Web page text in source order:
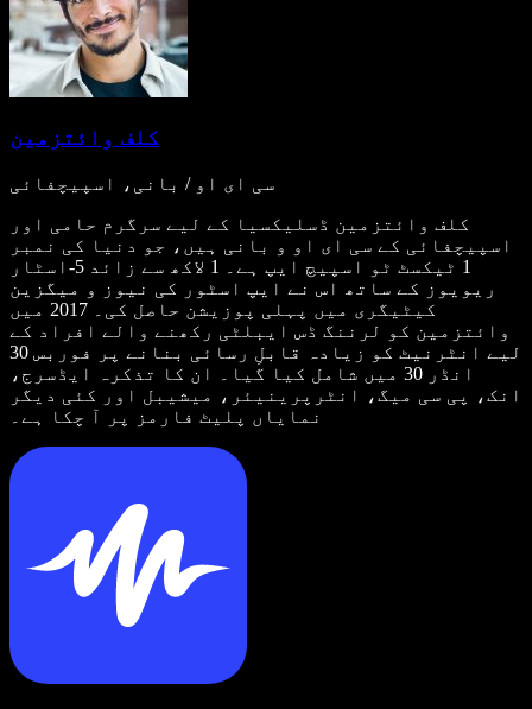
کلف وائتزمین
سی ای او / بانی، اسپیچفائی
کلف وائتزمین ڈسلیکسیا کے لیے سرگرم حامی اور
اسپیچفائی کے سی ای او و بانی ہیں، جو دنیا کی نمبر
1 ٹیکسٹ ٹو اسپیچ ایپ ہے۔ 1 لاکھ سے زائد 5-اسٹار
ریویوز کے ساتھ اس نے ایپ اسٹور کی نیوز و میگزین
کیٹیگری میں پہلی پوزیشن حاصل کی۔ 2017 میں
وائتزمین کو لرننگ ڈس ایبلٹی رکھنے والے افراد کے
لیے انٹرنیٹ کو زیادہ قابلِ رسائی بنانے پر فوربس 30
انڈر 30 میں شامل کیا گیا۔ ان کا تذکرہ ایڈسرج،
انک، پی سی میگ، انٹرپرینیئر، میشیبل اور کئی دیگر
نمایاں پلیٹ فارمز پر آ چکا ہے۔